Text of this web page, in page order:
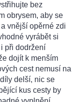
bez
obrysem, aby se
vnější opěrné zdi
vyrábět si
při dodržení
dojít k menším
cest nemusí na
delší, nic se
kus cesty by